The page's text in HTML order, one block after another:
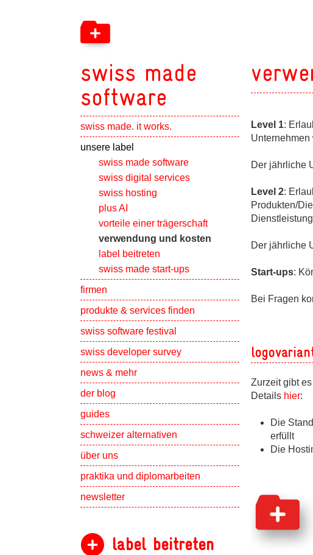
swiss made
software
swiss made. it works.
unsere label
Show subpages
swiss made software
swiss digital services
swiss hosting
plus AI
vorteile einer trägerschaft
verwendung und kosten
label beitreten
swiss made start-ups
firmen
produkte & services finden
swiss software festival
swiss developer survey
Show subpages
news & mehr
der blog
guides
schweizer alternativen
über uns
Show subpages
praktika und diplomarbeiten
newsletter
label beitreten
Level 1:
Unternehmen
Der jährliche
Level 2:
Produkten/
Der jährliche
Start-ups:
Bei Fragen
Zurzeit gibt
Details hier:
Die
erfüllt
Die